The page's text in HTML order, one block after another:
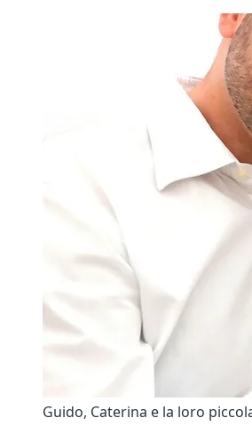
Guido, Caterina e la loro